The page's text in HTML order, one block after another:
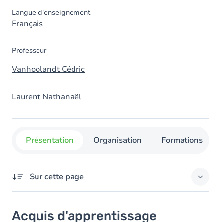
Langue d'enseignement
Français
Professeur
Vanhoolandt Cédric
Laurent Nathanaël
Présentation Organisation Formations
Sur cette page
Acquis d'apprentissage